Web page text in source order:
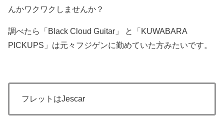
んかワクワクしませんか？
調べたら「Black Cloud Guitar」‏ と「KUWABARA
PICKUPS」は元々フジゲンに勤めていた方みたいです。
フレットはJescar